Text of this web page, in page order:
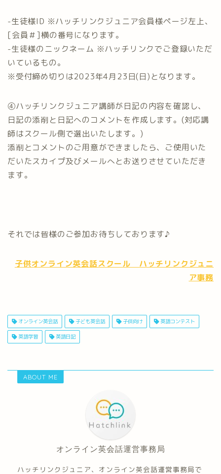
-生徒様ID ※ハッチリンクジュニア会員様ページ左上、
[会員＃]横の番号になります。
-生徒様のニックネーム ※ハッチリンクでご登録いただ
いているもの。
※受付締め切りは2023年4月23日(日)となります。
④ハッチリンクジュニア講師が日記の内容を確認し、
日記の添削と日記へのコメントを作成します。(対応講
師はスクール側で選出いたします。)
添削とコメントのご用意ができましたら、ご使用いた
だいたスカイプ及びメールへとお送りさせていただき
ます。
それでは皆様のご参加お待ちしております♪
子供オンライン英会話スクール ハッチリンクジュニ
ア事務
オンライン英会話 子ども英会話 子供向け 英語コンテスト
英語学習 英語日記
ABOUT ME
オンライン英会話運営事務局
ハッチリンクジュニア、オンライン英会話運営事務局で